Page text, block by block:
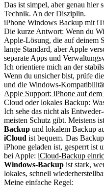
Das ist simpel, aber genau hier
Technik. An der Disziplin.
iPhone Windows Backup mit
Die kurze Antwort: Wenn du
Apple-Lösung, die auf deinem
lange Standard, aber Apple
separate Apps und
Ich orientiere mich an der
Wenn du unsicher bist, prüfe
und die Windows-
Apple Support: iPhone auf dem
Cloud oder lokales Backup:
Ich sehe das nicht als
meisten Schutz gibt. Meistens
Backup und lokalem Backup
iCloud ist bequem. Das
iPhone geladen ist, gesperrt
bei Apple: iCloud-Backup
Windows-Backup ist stark,
lokales, schnell
Meine einfache Regel: